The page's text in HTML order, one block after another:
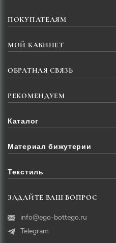
ПОКУПАТЕЛЯМ
МОЙ КАБИНЕТ
ОБРАТНАЯ СВЯЗЬ
РЕКОМЕНДУЕМ
Каталог
Материал бижутерии
Текстиль
ЗАДАЙТЕ ВАШ ВОПРОС
info@ego-bottego.ru
Telegram